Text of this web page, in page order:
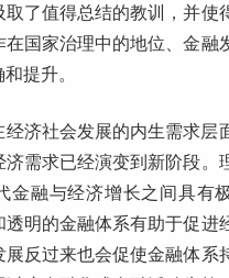
了值得总结的教训，并使
国家治理中的地位、金融
提升。
经济社会发展的内生需求层
济需求已经演变到新阶段。
金融与经济增长之间具有
明的金融体系有助于促进
展反过来也会促使金融体系